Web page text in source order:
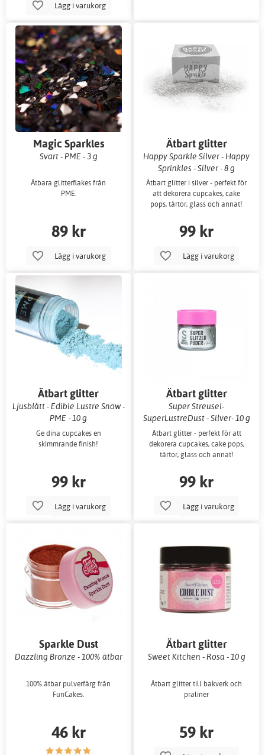
Lägg i varukorg
Magic Sparkles
Svart - PME - 3 g
Ätbara glitterflakes från
PME.
89 kr
Lägg i varukorg
Ätbart glitter
Happy Sparkle Silver - Happy
Sprinkles - Silver - 8 g
Ätbart glitter i silver - perfekt för
att dekorera cupcakes, cake
pops, tårtor, glass och annat!
99 kr
Lägg i varukorg
Ätbart glitter
Ljusblått - Edible Lustre Snow -
PME - 10 g
Ge dina cupcakes en
skimmrande finish!
99 kr
Lägg i varukorg
Ätbart glitter
Super Streusel-
SuperLustreDust - Silver- 10 g
Ätbart glitter - perfekt för att
dekorera cupcakes, cake pops,
tårtor, glass och annat!
99 kr
Lägg i varukorg
Sparkle Dust
Dazzling Bronze - 100% ätbar
100% ätbar pulverfärg från
FunCakes.
46 kr
Ätbart glitter
Sweet Kitchen - Rosa - 10 g
Ätbart glitter till bakverk och
praliner
59 kr